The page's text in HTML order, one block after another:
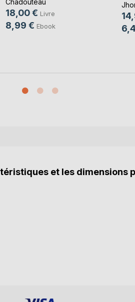
Chadouteau
18,00 € Livre
8,99 € Ebook
et les dimensions